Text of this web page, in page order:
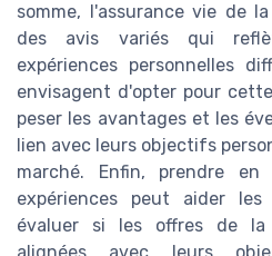
somme, l'assurance vie de
des avis variés qui
expériences personnelles
envisagent d'opter pour
peser les avantages et les
lien avec leurs objectifs
marché. Enfin, prendre
expériences peut aider
évaluer si les offres de la